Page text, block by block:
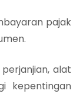
pajak
alat
kepentingan